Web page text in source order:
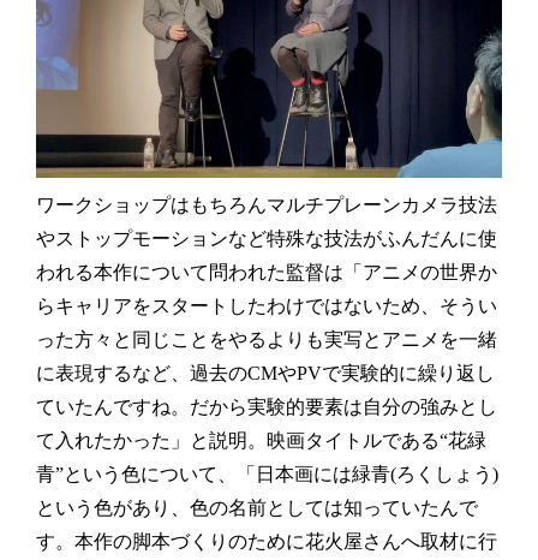
ワークショップはもちろんマルチプレーンカメラ技法
やストップモーションなど特殊な技法がふんだんに使
われる本作について問われた監督は「アニメの世界か
らキャリアをスタートしたわけではないため、そうい
った方々と同じことをやるよりも実写とアニメを一緒
に表現するなど、過去のCMやPVで実験的に繰り返し
ていたんですね。だから実験的要素は自分の強みとし
て入れたかった」と説明。映画タイトルである“花緑
青”という色について、「日本画には緑青(ろくしょう)
という色があり、色の名前としては知っていたんで
す。本作の脚本づくりのために花火屋さんへ取材に行